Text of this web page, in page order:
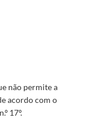
não permite a
acordo com o
17º.